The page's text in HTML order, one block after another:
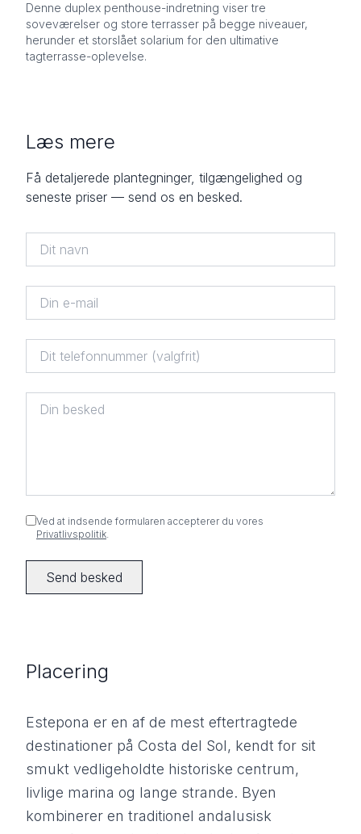
Denne duplex penthouse-indretning viser tre
soveværelser og store terrasser på begge niveauer,
herunder et storslået solarium for den ultimative
tagterrasse-oplevelse.
Læs mere
Få detaljerede plantegninger, tilgængelighed og
seneste priser — send os en besked.
Ved at indsende formularen accepterer du vores
Privatlivspolitik.
Send besked
Placering
Estepona er en af de mest eftertragtede
destinationer på Costa del Sol, kendt for sit
smukt vedligeholdte historiske centrum,
livlige marina og lange strande. Byen
kombinerer en traditionel andalusisk